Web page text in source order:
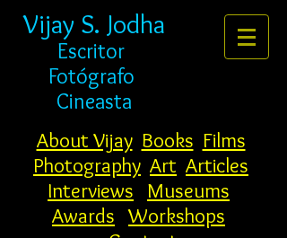
Vijay S. Jodha
Escritor
Fotógrafo
Cineasta
About Vijay Books Films
Photography Art Articles
Interviews
Museums
Awards Workshops